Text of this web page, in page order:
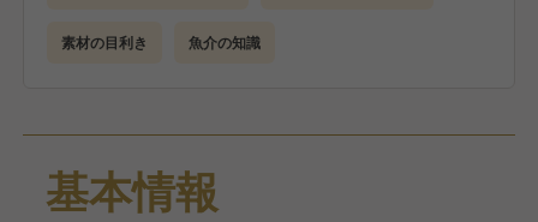
素材の目利き 魚介の知識
基本情報